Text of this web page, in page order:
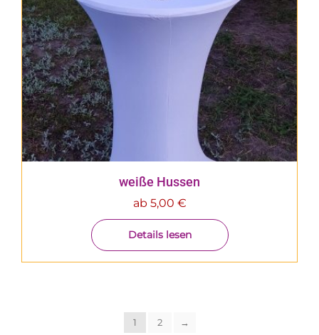
weiße Hussen
ab 5,00 €
Details lesen
1 2 →